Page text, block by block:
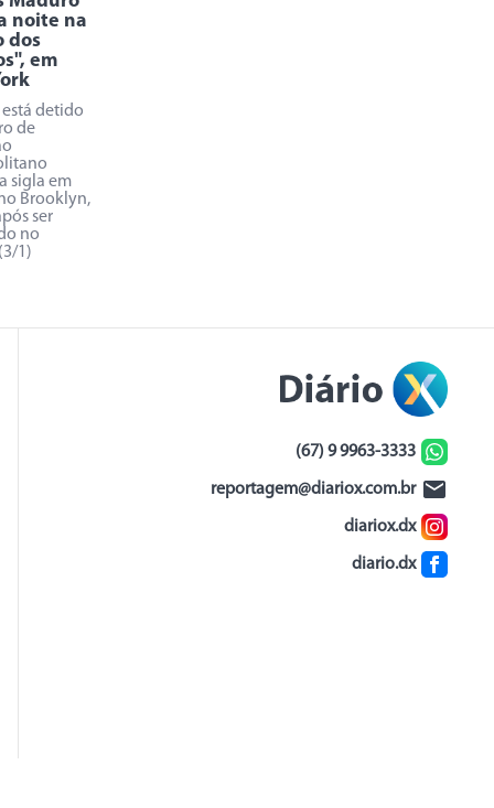
noite na
dos
em
detido
de
sigla em
Brooklyn,
ser
no
1)
(67) 9 9963-3333
reportagem@diariox.com.br
diariox.dx
diario.dx